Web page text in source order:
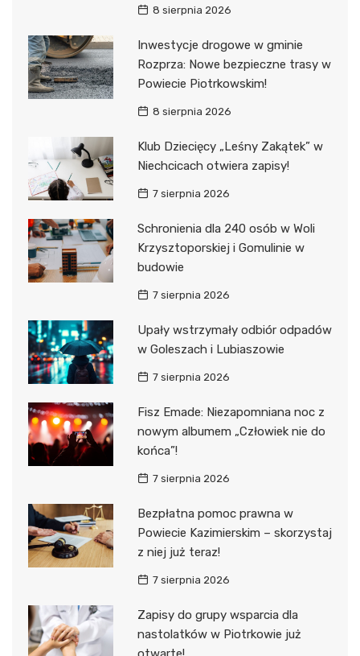
8 sierpnia 2026
Inwestycje drogowe w gminie
Rozprza: Nowe bezpieczne trasy w
Powiecie Piotrkowskim!
8 sierpnia 2026
Klub Dziecięcy „Leśny Zakątek” w
Niechcicach otwiera zapisy!
7 sierpnia 2026
Schronienia dla 240 osób w Woli
Krzysztoporskiej i Gomulinie w
budowie
7 sierpnia 2026
Upały wstrzymały odbiór odpadów
w Goleszach i Lubiaszowie
7 sierpnia 2026
Fisz Emade: Niezapomniana noc z
nowym albumem „Człowiek nie do
końca”!
7 sierpnia 2026
Bezpłatna pomoc prawna w
Powiecie Kazimierskim – skorzystaj
z niej już teraz!
7 sierpnia 2026
Zapisy do grupy wsparcia dla
nastolatków w Piotrkowie już